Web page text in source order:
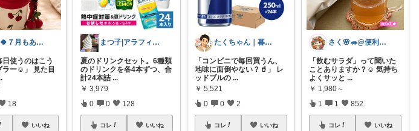
ここ🍀７月もありがとう🍀
日使うのはこう
ラー☺️」 見た目
18
いいね
まつ子|アラフィフ主婦のときめくモノ
夏のドリンクセット。6種類
のドリンクを各4本ずつ、合
計24本詰 ...
￥ 3,979
0 0 128
コレ いいね
たくちゃん｜暮らしをラクにする
「コンビニで毎回買うん、
地味に面倒やない？🥤」 レ
ッドブルの ...
￥ 5,521
0 0 2
コレ いいね
さく🌸🦔@便利でかわいいを探す旅
「飲むサラダ」って聞いた
ことありますか？☺️ 気持ち
よくサッと ...
￥ 1,980～
1 1 852
コレ いいね